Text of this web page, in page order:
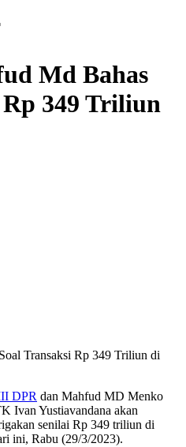
Md Bahas
349 Triliun
DPR dan Mahfud MD Menko
Ivan Yustiavandana akan
senilai Rp 349 triliun di
ini, Rabu (29/3/2023).